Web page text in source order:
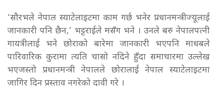
‘सौरभले नेपाल स्याटेलाइटमा काम गर्छ भनेर प्रधानमन्त्रीज्यूलाई
जानकारी पनि छैन,’ भट्टराईले मसँग भने । उनले बरु नेपालपत्नी
गायत्रीलाई भने छोराको बारेमा जानकारी भएपनि माधबले
पारिवारिक कुरामा त्यति चासो नदिने हुँदा समाचारमा उल्लेख
भएजस्तो प्रधानमन्त्री नेपालले छोरालाई नेपाल स्याटेलाइटमा
जागिर दिन प्रस्ताव नगरेको दावी गरे ।